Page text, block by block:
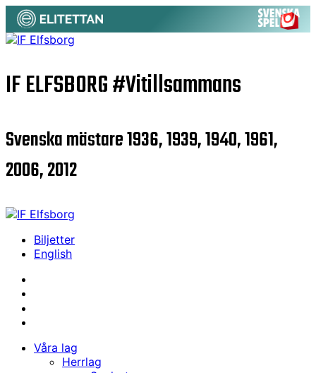
IF ELFSBORG#Vitillsammans
Svenska mästare 1936, 1939, 1940, 1961,
2006, 2012
Biljetter
English
Våra lag
Herrlag